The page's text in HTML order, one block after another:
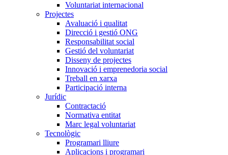
Voluntariat internacional
Projectes
Avaluació i qualitat
Direcció i gestió ONG
Responsabilitat social
Gestió del voluntariat
Disseny de projectes
Innovació i emprenedoria social
Treball en xarxa
Participació interna
Jurídic
Contractació
Normativa entitat
Marc legal voluntariat
Tecnològic
Programari lliure
Aplicacions i programari